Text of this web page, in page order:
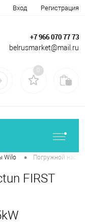
Вход Регистрация
+7 966 070 77 73
belrusmarket@mail.ru
0
Wilo • Погружной насос
FIRST